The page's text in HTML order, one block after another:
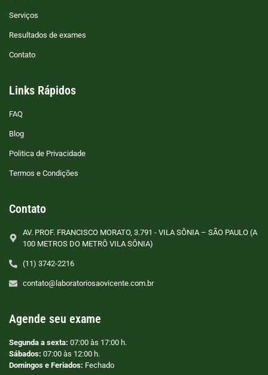
Serviços
Resultados de exames
Contato
Links Rápidos
FAQ
Blog
Politica de Privacidade
Termos e Condições
Contato
AV. PROF. FRANCISCO MORATO, 3.791 - VILA SÔNIA – SÃO PAULO (A
100 METROS DO METRÔ VILA SÔNIA)
(11) 3742-2216
contato@laboratoriosaovicente.com.br
Agende seu exame
Segunda a sexta: 07:00 às 17:00 h.
Sábados: 07:00 às 12:00 h.
Domingos e Feriados: Fechado